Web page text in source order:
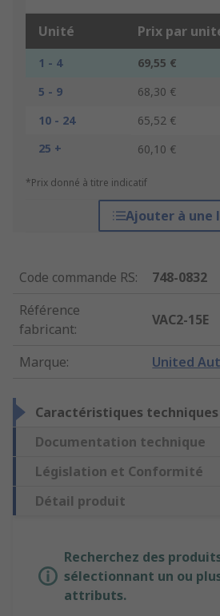
Unité Prix par
1 - 4
69,55 €
5 - 9
68,30 €
10 - 24
65,52 €
25 +
60,10 €
*Prix donné à titre indicatif
Ajouter à une
Code commande RS:
748-0832
Référence
fabricant:
VAC2-15E
Marque: United
Caractéristiques techniques
Documentation technique
Législation et Conformité
Détail produit
Recherchez des
sélectionnant un ou
attributs.